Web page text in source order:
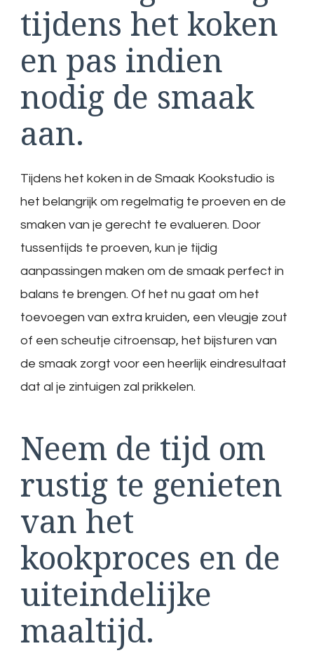
tijdens het koken
en pas indien
nodig de smaak
aan.
Tijdens het koken in de Smaak Kookstudio is
het belangrijk om regelmatig te proeven en de
smaken van je gerecht te evalueren. Door
tussentijds te proeven, kun je tijdig
aanpassingen maken om de smaak perfect in
balans te brengen. Of het nu gaat om het
toevoegen van extra kruiden, een vleugje zout
of een scheutje citroensap, het bijsturen van
de smaak zorgt voor een heerlijk eindresultaat
dat al je zintuigen zal prikkelen.
Neem de tijd om
rustig te genieten
van het
kookproces en de
uiteindelijke
maaltijd.